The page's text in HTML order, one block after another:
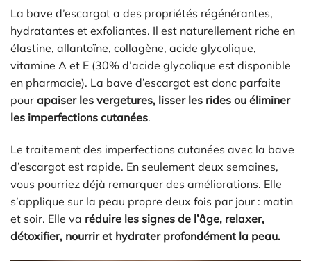
La bave d’escargot a des propriétés régénérantes,
hydratantes et exfoliantes. Il est naturellement riche en
élastine, allantoïne, collagène, acide glycolique,
vitamine A et E (30% d’acide glycolique est disponible
en pharmacie). La bave d’escargot est donc parfaite
pour apaiser les vergetures, lisser les rides ou éliminer
les imperfections cutanées.
Le traitement des imperfections cutanées avec la bave
d’escargot est rapide. En seulement deux semaines,
vous pourriez déjà remarquer des améliorations. Elle
s’applique sur la peau propre deux fois par jour : matin
et soir. Elle va réduire les signes de l’âge, relaxer,
détoxifier, nourrir et hydrater profondément la peau.